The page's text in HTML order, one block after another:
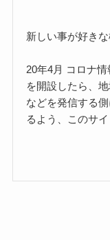
新しい事が好きな
20年4月 コロナ
を開設したら、
などを発信する
るよう、このサ